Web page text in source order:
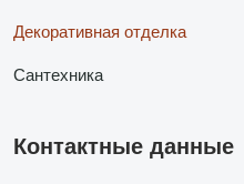
Декоративная отделка
Сантехника
Контактные данные